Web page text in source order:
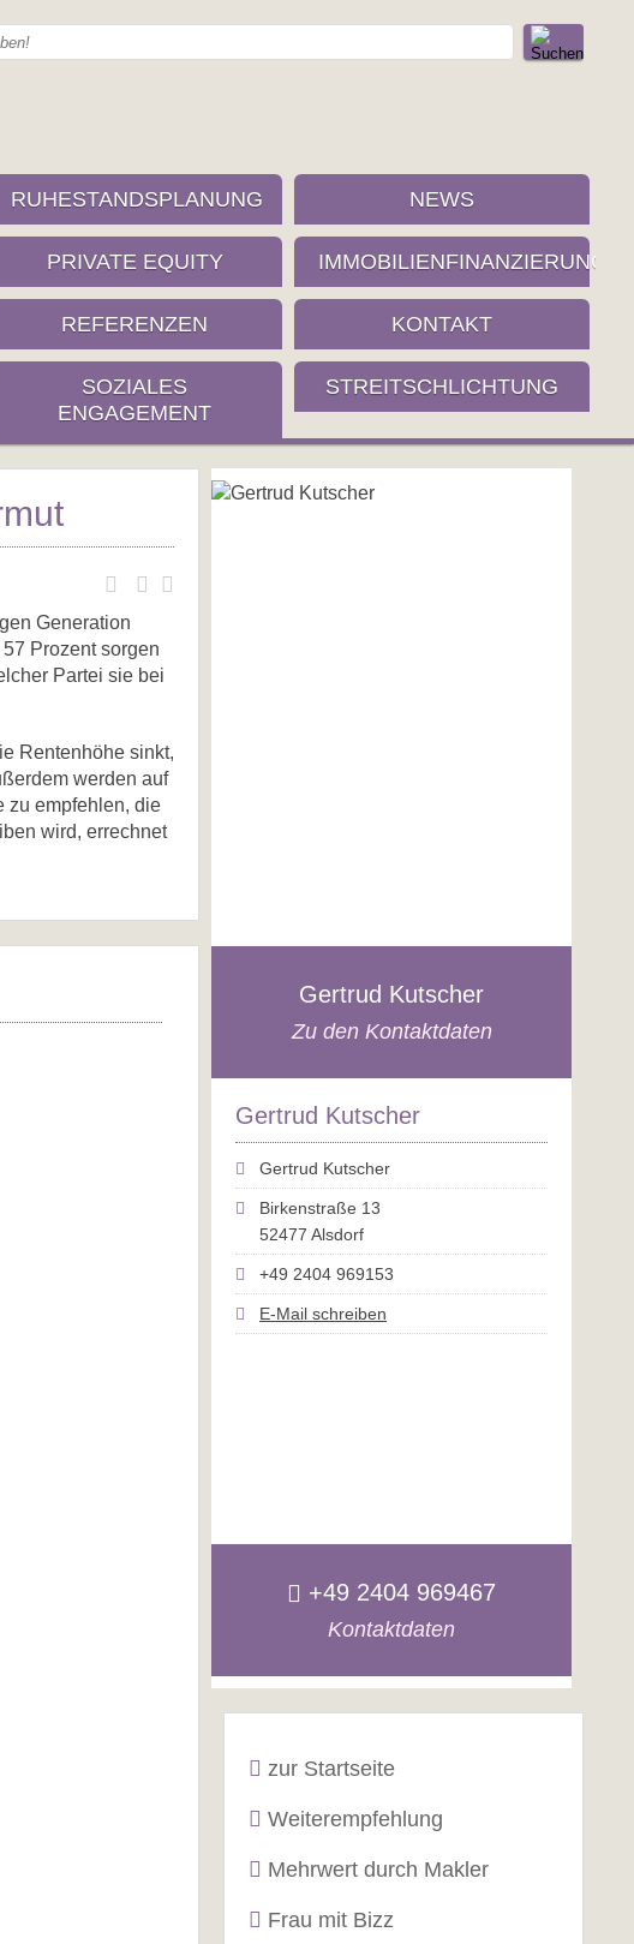
RUHESTANDSPLANUNG NEWS
PRIVATE EQUITY IMMOBILIENFINANZIERUNG
REFERENZEN KONTAKT
SOZIALES
ENGAGEMENT
STREITSCHLICHTUNG
Gertrud Kutscher
Zu den Kontaktdaten
Gertrud Kutscher
Gertrud Kutscher
Birkenstraße 13
52477 Alsdorf
+49 2404 969153
E-Mail schreiben
+49 2404 969467
Kontaktdaten
zur Startseite
Weiterempfehlung
Mehrwert durch Makler
Frau mit Bizz
Generation
Prozent sorgen
Partei sie bei
Rentenhöhe sinkt,
werden auf
zu empfehlen, die
wird, errechnet